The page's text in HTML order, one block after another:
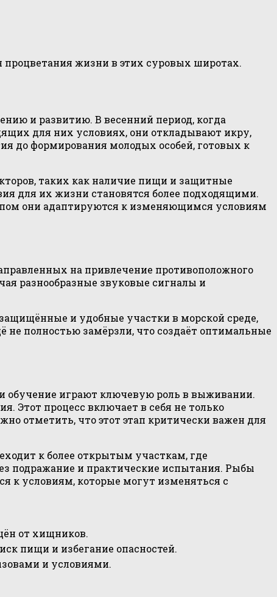
процветания жизни в этих суровых широтах.
и развитию. В весенний период, когда
для них условиях, они откладывают икру,
до формирования молодых особей, готовых к
таких как наличие пищи и защитные
для их жизни становятся более подходящими.
они адаптируются к изменяющимся условиям
на привлечение противоположного
разнообразные звуковые сигналы и
и удобные участки в морской среде,
не полностью замёрзли, что создаёт оптимальные
обучение играют ключевую роль в выживании.
Этот процесс включает в себя не только
отметить, что этот этап критически важен для
к более открытым участкам, где
подражание и практические испытания. Рыбы
к условиям, которые могут изменяться с
от хищников.
пищи и избегание опасностей.
и условиями.